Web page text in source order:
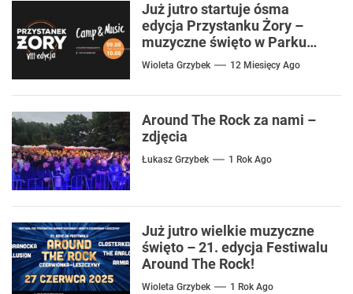
Już jutro startuje ósma
edycja Przystanku Żory –
muzyczne święto w Parku
Cegielnia
Wioleta Grzybek 12 Miesięcy Ago
Around The Rock za nami –
zdjęcia
Łukasz Grzybek 1 Rok Ago
Już jutro wielkie muzyczne
święto – 21. edycja Festiwalu
Around The Rock!
Wioleta Grzybek 1 Rok Ago